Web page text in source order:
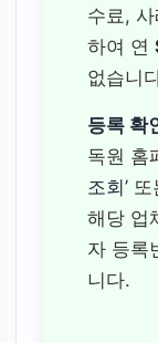
수료,
하여 연
없습니
등록 확
독원 홈
조회’
해당 업
자 등록
니다.